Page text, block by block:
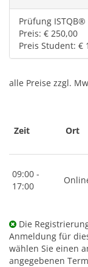
Prüfung ISTQB®
Preis: € 250,00
Preis Student: €
alle Preise zzgl.
Zeit Ort
09:00 -
17:00
Die
Anmeldung für
wählen Sie einen
angegebenen